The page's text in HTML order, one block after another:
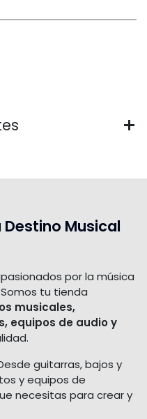
Destino Musical
por la música
tu tienda
musicales,
equipos de audio y
guitarras, bajos y
y equipos de
necesitas para crear y